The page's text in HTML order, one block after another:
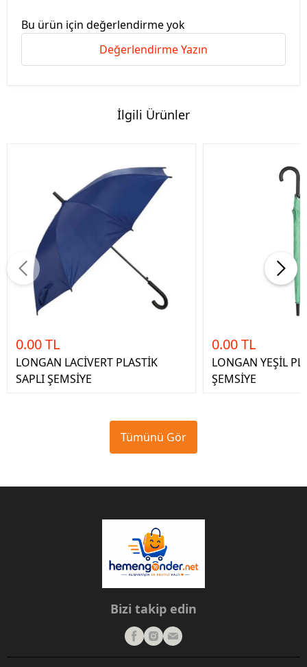
Bu ürün için değerlendirme yok
Değerlendirme Yazın
İlgili Ürünler
0.00 TL
LONGAN LACİVERT PLASTİK
SAPLI ŞEMSİYE
0.00 TL
LONGAN YEŞİL
ŞEMSİYE
Tümünü Gör
Bizi takip edin